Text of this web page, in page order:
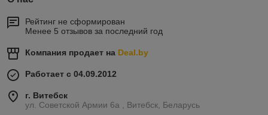
Рейтинг не сформирован
Менее 5 отзывов за последний год
Компания продает на Deal.by
Работает с 04.09.2012
г. Витебск
ул. Советской Армии 6а , Витебск, Беларусь